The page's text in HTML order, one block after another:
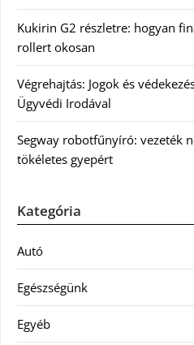
Kukirin G2 részletre: hogyan
rollert okosan
Végrehajtás: Jogok és
Ügyvédi Irodával
Segway robotfűnyíró: vezeték
tökéletes gyepért
Kategória
Autó
Egészségünk
Egyéb